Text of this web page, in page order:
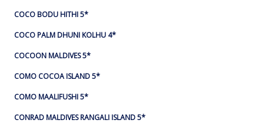
COCO BODU HITHI 5*
COCO PALM DHUNI KOLHU 4*
COCOON MALDIVES 5*
COMO COCOA ISLAND 5*
COMO MAALIFUSHI 5*
CONRAD MALDIVES RANGALI ISLAND 5*